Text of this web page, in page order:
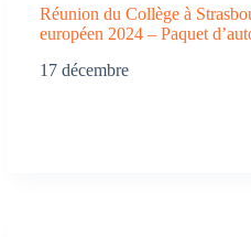
Réunion du Collège à
européen 2024 – Paquet
17 décembre